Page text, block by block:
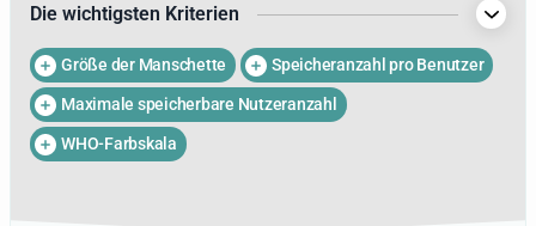
überprüfen. Da Armin regelmäßig Sport
treibt, überwacht er seinen Blutdruck
regelmäßig. Aus dieser Einsicht heraus
führte er einen praktischen Test
verschiedener Blutdruckmessgeräte
durch. Ob schlicht und
Die wichtigsten Kriterien
Größe der Manschette
Speicheranzahl pro Benutzer
Maximale speicherbare Nutzeranzahl
WHO-Farbskala